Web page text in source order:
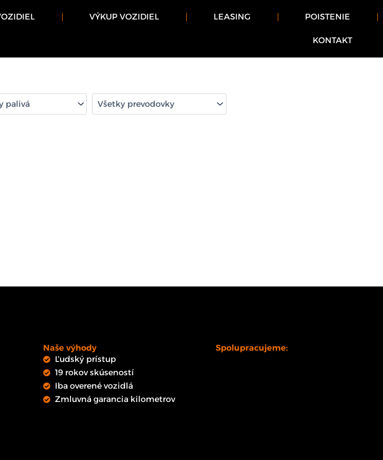
VÝKUP VOZIDIEL LEASING POISTENIE
KONTAKT
Naše výhody
Ľudský prístup
19 rokov skúseností
Iba overené vozidlá
Zmluvná garancia kilometrov
Spolupracujeme: